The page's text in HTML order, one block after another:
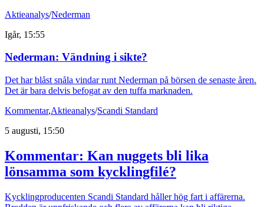
Aktieanalys/Nederman
Igår, 15:55
Nederman: Vändning i sikte?
Det har blåst snåla vindar runt Nederman på börsen de senaste åren.
Det är bara delvis befogat av den tuffa marknaden.
Kommentar,Aktieanalys/Scandi Standard
5 augusti, 15:50
Kommentar: Kan nuggets bli lika
lönsamma som kycklingfilé?
Kycklingproducenten Scandi Standard håller hög fart i affärerna.